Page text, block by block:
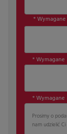
* Wymagane
* Wymagane
* Wymagane
Prosimy o
nam udzielić